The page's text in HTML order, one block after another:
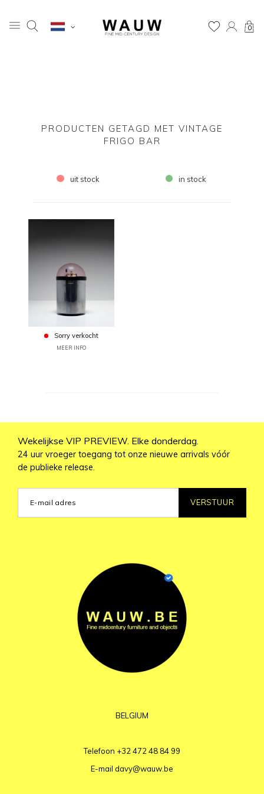
0
PRODUCTEN GETAGD MET VINTAGE
FRIGO BAR
uit stock in stock
Sorry verkocht
MEER INFO
Wekelijkse VIP PREVIEW. Elke donderdag.
24 uur vroeger toegang tot onze nieuwe arrivals vóór
de publieke release.
VERSTUUR
BELGIUM
Telefoon +32 472 48 84 99
E-mail davy@wauw.be